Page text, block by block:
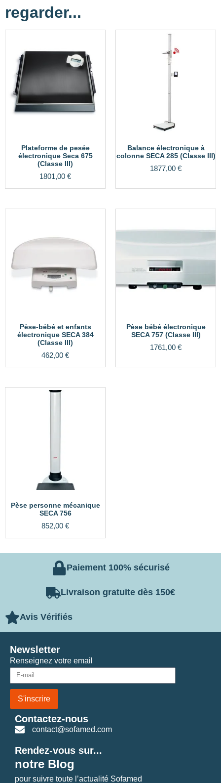
regarder...
Plateforme de pesée
électronique Seca 675
(Classe III)
1801,00 €
Balance électronique à
colonne SECA 285 (Classe III)
1877,00 €
Pèse-bébé et enfants
électronique SECA 384
(Classe III)
462,00 €
Pèse bébé électronique
SECA 757 (Classe III)
1761,00 €
Pèse personne mécanique
SECA 756
852,00 €
Paiement 100% sécurisé
Livraison gratuite dès 150€
Avis Vérifiés
Renseignez votre email
S'inscrire
Newsletter
Contactez-nous
contact@sofamed.com
Rendez-vous sur...
notre Blog
pour suivre toute l’actualité Sofamed